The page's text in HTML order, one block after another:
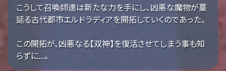
こうして召喚師達は新たな力を手にし、凶悪な魔物が蔓
延る古代都市エルドラディアを開拓していくのであった。
この開拓が、凶悪なる【双神】を復活させてしまう事も知
らずに...。